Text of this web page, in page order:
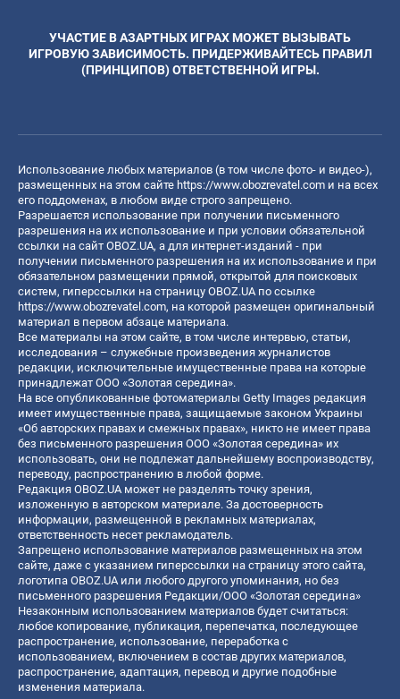
УЧАСТИЕ В АЗАРТНЫХ ИГРАХ МОЖЕТ ВЫЗЫВАТЬ
ИГРОВУЮ ЗАВИСИМОСТЬ. ПРИДЕРЖИВАЙТЕСЬ ПРАВИЛ
(ПРИНЦИПОВ) ОТВЕТСТВЕННОЙ ИГРЫ.
Использование любых материалов (в том числе фото- и видео-),
размещенных на этом сайте https://www.obozrevatel.com и на всех
его поддоменах, в любом виде строго запрещено.
Разрешается использование при получении письменного
разрешения на их использование и при условии обязательной
ссылки на сайт OBOZ.UA, а для интернет-изданий - при
получении письменного разрешения на их использование и при
обязательном размещении прямой, открытой для поисковых
систем, гиперссылки на страницу OBOZ.UA по ссылке
https://www.obozrevatel.com, на которой размещен оригинальный
материал в первом абзаце материала.
Все материалы на этом сайте, в том числе интервью, статьи,
исследования – служебные произведения журналистов
редакции, исключительные имущественные права на которые
принадлежат ООО «Золотая середина».
На все опубликованные фотоматериалы Getty Images редакция
имеет имущественные права, защищаемые законом Украины
«Об авторских правах и смежных правах», никто не имеет права
без письменного разрешения ООО «Золотая середина» их
использовать, они не подлежат дальнейшему воспроизводству,
переводу, распространению в любой форме.
Редакция OBOZ.UA может не разделять точку зрения,
изложенную в авторском материале. За достоверность
информации, размещенной в рекламных материалах,
ответственность несет рекламодатель.
Запрещено использование материалов размещенных на этом
сайте, даже с указанием гиперссылки на страницу этого сайта,
логотипа OBOZ.UA или любого другого упоминания, но без
письменного разрешения Редакции/ООО «Золотая середина»
Незаконным использованием материалов будет считаться:
любое копирование, публикация, перепечатка, последующее
распространение, использование, переработка с
использованием, включением в состав других материалов,
распространение, адаптация, перевод и другие подобные
изменения материала.